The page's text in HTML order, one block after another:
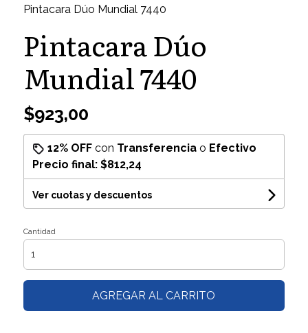
Pintacara Dúo Mundial 7440
Pintacara Dúo
Mundial 7440
$923,00
12% OFFcon Transferenciao Efectivo
Precio final: $812,24
Ver cuotas y descuentos
Cantidad
AGREGAR AL CARRITO